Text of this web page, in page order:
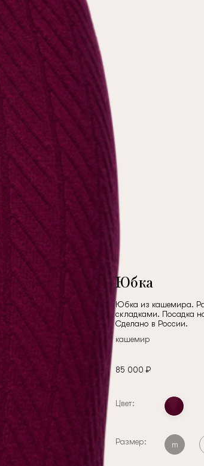
политики конфиденциальности
Юбка
Юбка из кашемира.
складками. Посадка
Сделано в России.
кашемир
85 000 ₽
Цвет:
Размер: m